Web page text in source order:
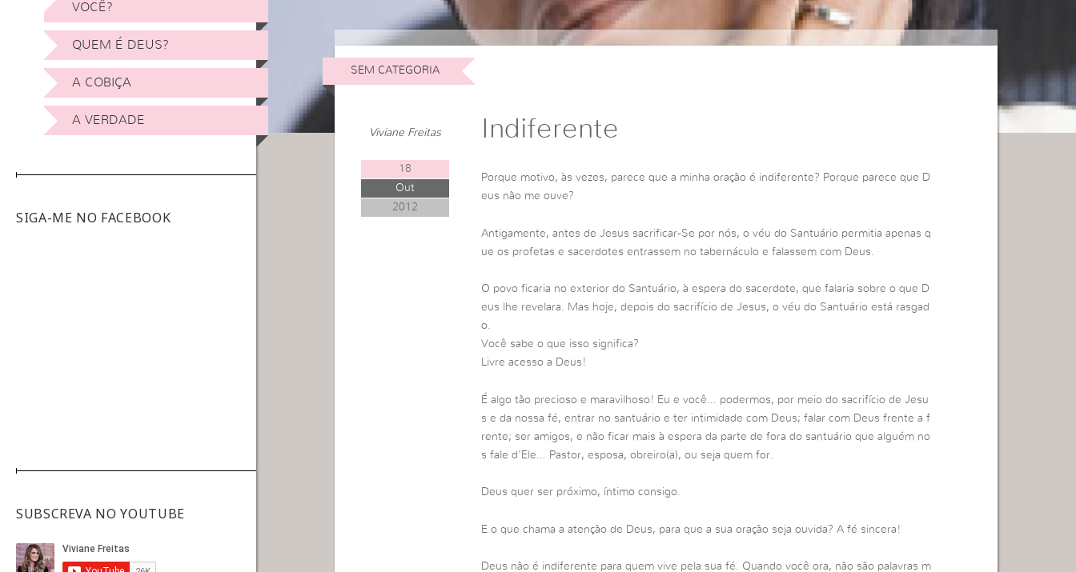
VOCÊ?
QUEM É DEUS?
A COBIÇA
A VERDADE
SIGA-ME NO FACEBOOK
SUBSCREVA NO YOUTUBE
SEM CATEGORIA
Viviane Freitas
18
Out
2012
Indiferente
Porque motivo, às vezes, parece que a minha oração é indiferente? Porque parece que D
eus não me ouve?
Antigamente, antes de Jesus sacrificar-Se por nós, o véu do Santuário permitia apenas q
ue os profetas e sacerdotes entrassem no tabernáculo e falassem com Deus.
O povo ficaria no exterior do Santuário, à espera do sacerdote, que falaria sobre o que D
eus lhe revelara. Mas hoje, depois do sacrifício de Jesus, o véu do Santuário está rasgad
o.
Você sabe o que isso significa?
Livre acesso a Deus!
É algo tão precioso e maravilhoso! Eu e você… podermos, por meio do sacrifício de Jesu
s e da nossa fé, entrar no santuário e ter intimidade com Deus; falar com Deus frente a f
rente; ser amigos, e não ficar mais à espera da parte de fora do santuário que alguém no
s fale d’Ele… Pastor, esposa, obreiro(a), ou seja quem for.
Deus quer ser próximo, íntimo consigo.
E o que chama a atenção de Deus, para que a sua oração seja ouvida? A fé sincera!
Deus não é indiferente para quem vive pela sua fé. Quando você ora, não são palavras m